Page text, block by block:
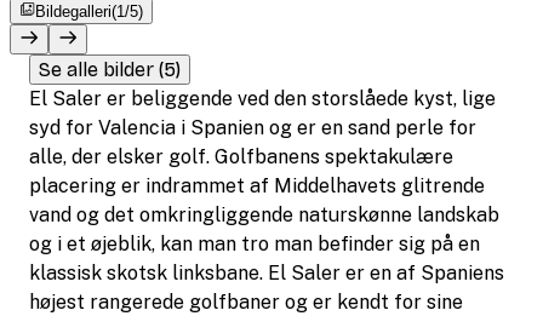
Bildegalleri(1/5)
Se alle bilder (5)
El Saler er beliggende ved den storslåede kyst, lige
syd for Valencia i Spanien og er en sand perle for
alle, der elsker golf. Golfbanens spektakulære
placering er indrammet af Middelhavets glitrende
vand og det omkringliggende naturskønne landskab
og i et øjeblik, kan man tro man befinder sig på en
klassisk skotsk linksbane. El Saler er en af Spaniens
højest rangerede golfbaner og er kendt for sine